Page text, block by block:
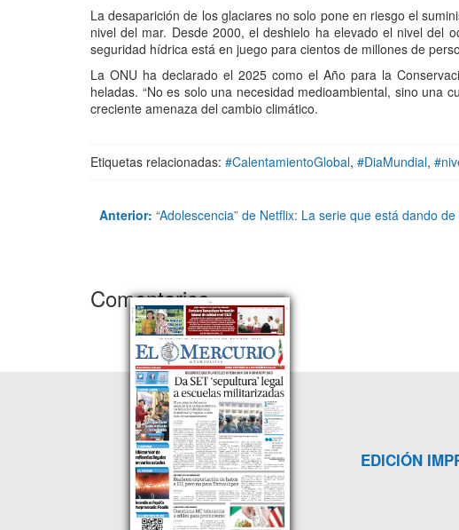
La desaparición de los glaciares no solo pone en riesgo el
nivel del mar. Desde 2000, el deshielo ha elevado el nivel del
seguridad hídrica está en juego para cientos de millones de
La ONU ha declarado el 2025 como el Año para la
heladas. “No es solo una necesidad medioambiental, sino una
creciente amenaza del cambio climático.
Etiquetas relacionadas: #CalentamientoGlobal, #DiaMundial,
Anterior: “Adolescencia” de Netflix: La serie que está dando
Comentarios
EDICIÓN